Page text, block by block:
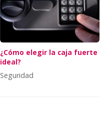
¿Cómo elegir la caja fuerte
ideal?
Seguridad